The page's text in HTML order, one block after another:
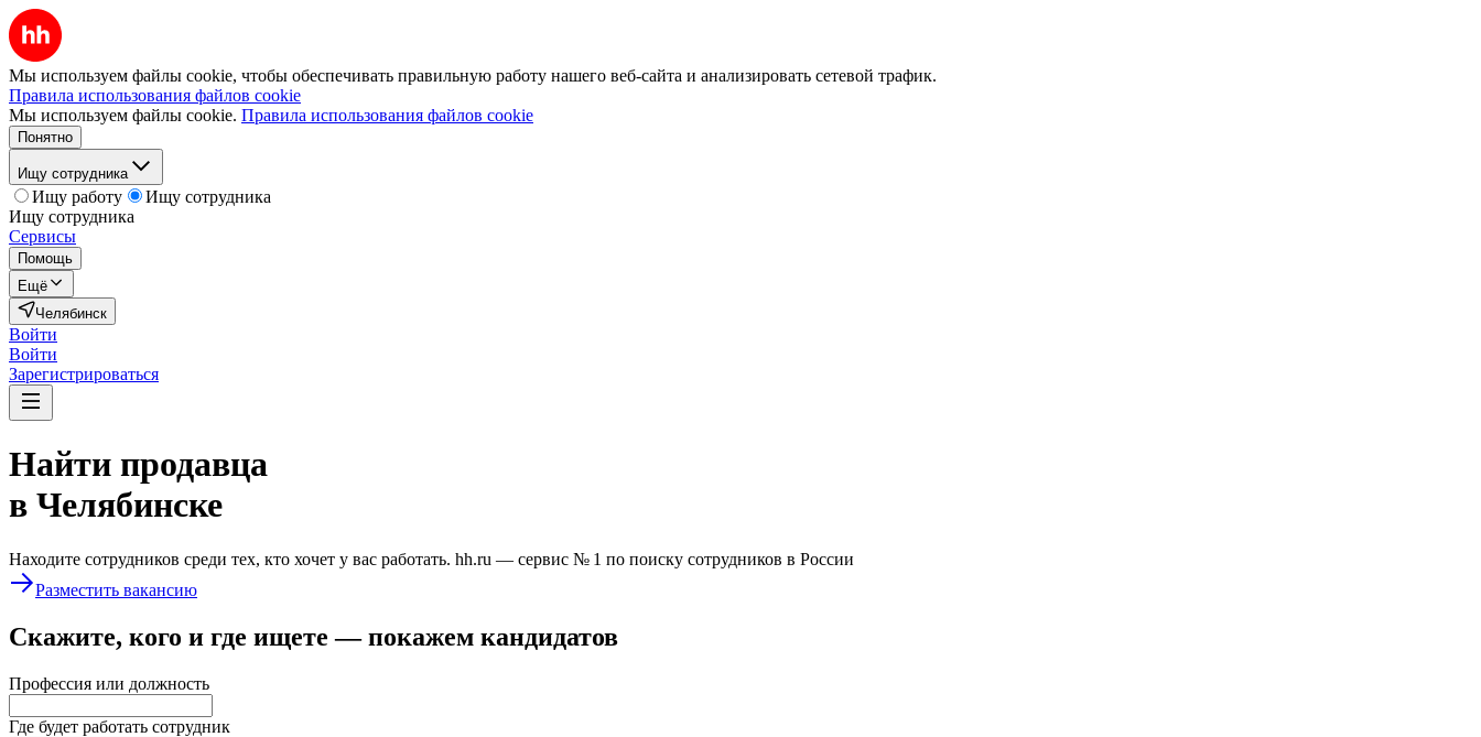
Мы используем файлы cookie, чтобы обеспечивать правильную работу нашего веб-сайта и анализировать сетевой трафик.
Правила использования файлов cookie
Мы используем файлы cookie. Правила использования файлов cookie
Понятно
Ищу сотрудника
Ищу работу
Ищу сотрудника
Ищу сотрудника
Сервисы
Помощь
Ещё
Челябинск
Войти
Войти
Зарегистрироваться
Найти продавца
в Челябинске
Находите сотрудников среди тех, кто хочет у вас работать. hh.ru — сервис № 1 по поиску сотрудников в России
Разместить вакансию
Скажите, кого и где ищете — покажем кандидатов
Профессия или должность
Где будет работать сотрудник